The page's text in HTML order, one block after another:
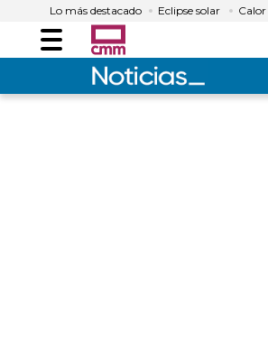
Lo más destacado Eclipse solar Calor
Menú